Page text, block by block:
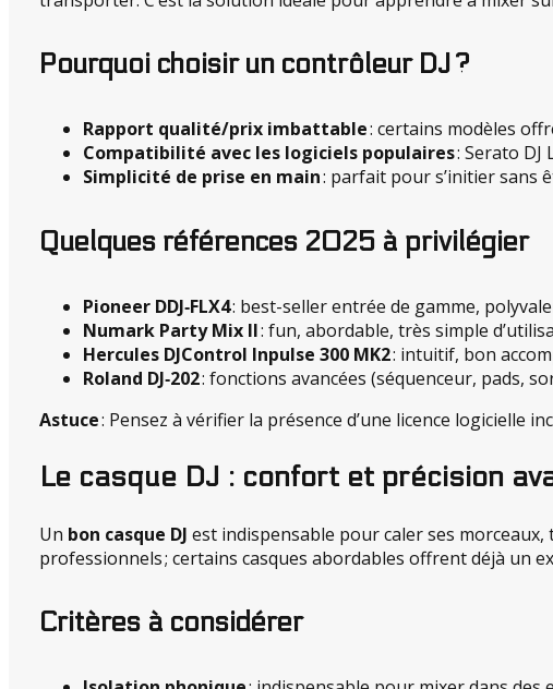
Pourquoi choisir un contrôleur DJ ?
Rapport qualité/prix imbattable: certains modèles
Compatibilité avec les logiciels populaires: Serato DJ
Simplicité de prise en main: parfait pour s’initier sans
Quelques références 2025 à privilégier
Pioneer DDJ‑FLX4: best-seller entrée de gamme,
Numark Party Mix II: fun, abordable, très simple
Hercules DJControl Inpulse 300 MK2: intuitif, bon
Roland DJ‑202: fonctions avancées (séquenceur, pads,
Astuce: Pensez à vérifier la présence d’une licence logicielle
Le casque DJ : confort et précision
Un bon casque DJ est indispensable pour caler ses
professionnels ; certains casques abordables offrent déjà un
Critères à considérer